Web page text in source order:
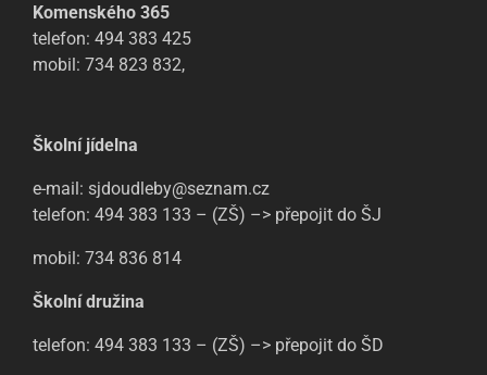
Komenského 365
telefon: 494 383 425
mobil: 734 823 832,
Školní jídelna
e-mail: sjdoudleby@seznam.cz
telefon: 494 383 133 – (ZŠ) –> přepojit do ŠJ
mobil: 734 836 814
Školní družina
telefon: 494 383 133 – (ZŠ) –> přepojit do ŠD